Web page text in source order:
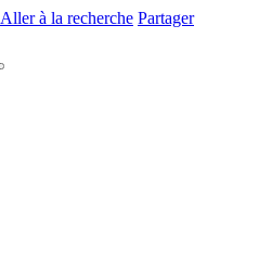
Aller à la recherche Partager